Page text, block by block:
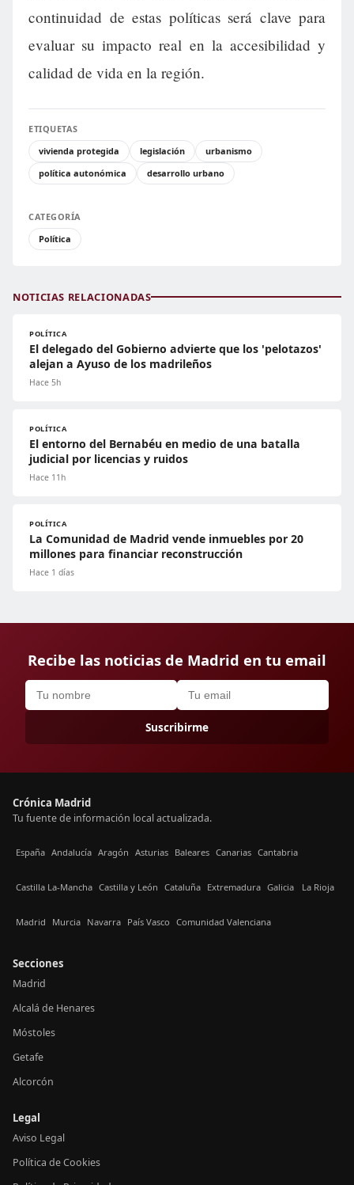
continuidad de estas políticas será clave para
evaluar su impacto real en la accesibilidad y
calidad de vida en la región.
ETIQUETAS
vivienda protegida
legislación
urbanismo
política autonómica
desarrollo urbano
CATEGORÍA
Política
NOTICIAS RELACIONADAS
POLÍTICA
El delegado del Gobierno advierte que los 'pelotazos'
alejan a Ayuso de los madrileños
Hace 5h
POLÍTICA
El entorno del Bernabéu en medio de una batalla
judicial por licencias y ruidos
Hace 11h
POLÍTICA
La Comunidad de Madrid vende inmuebles por 20
millones para financiar reconstrucción
Hace 1 días
Recibe las noticias de Madrid en tu email
Suscribirme
Crónica Madrid
Tu fuente de información local actualizada.
España Andalucía Aragón Asturias Baleares Canarias Cantabria
Castilla La-Mancha Castilla y León Cataluña Extremadura Galicia La Rioja
Madrid Murcia Navarra País Vasco Comunidad Valenciana
Secciones
Madrid
Alcalá de Henares
Móstoles
Getafe
Alcorcón
Legal
Aviso Legal
Política de Cookies